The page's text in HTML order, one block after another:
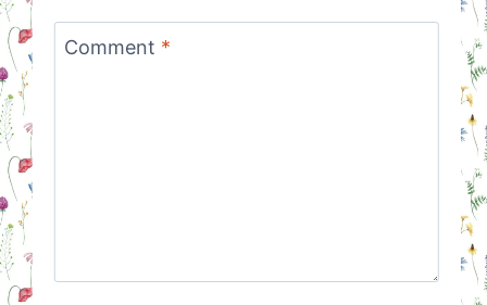
Comment *